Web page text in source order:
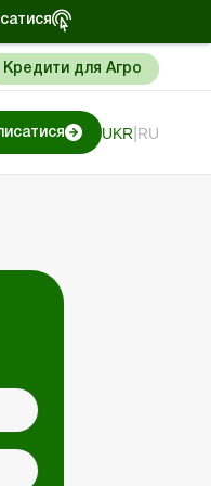
Кредити для Агро
UKR RU